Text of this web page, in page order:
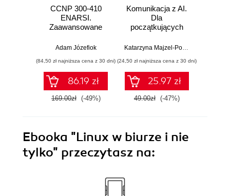
CCNP 300-410
ENARSI.
Zaawansowane
sieciami
bezpieczeństwo
sieci
Adam Józefiok
(84,50 zł najniższa cena z 30 dni)
86.19 zł
169.00zł (-49%)
Komunikacja z AI.
Dla
początkujących
Katarzyna Majzel-Pośpiech
(24,50 zł najniższa cena z 30 dni)
25.97 zł
49.00zł (-47%)
Ebooka "Linux w biurze i nie
tylko" przeczytasz na: